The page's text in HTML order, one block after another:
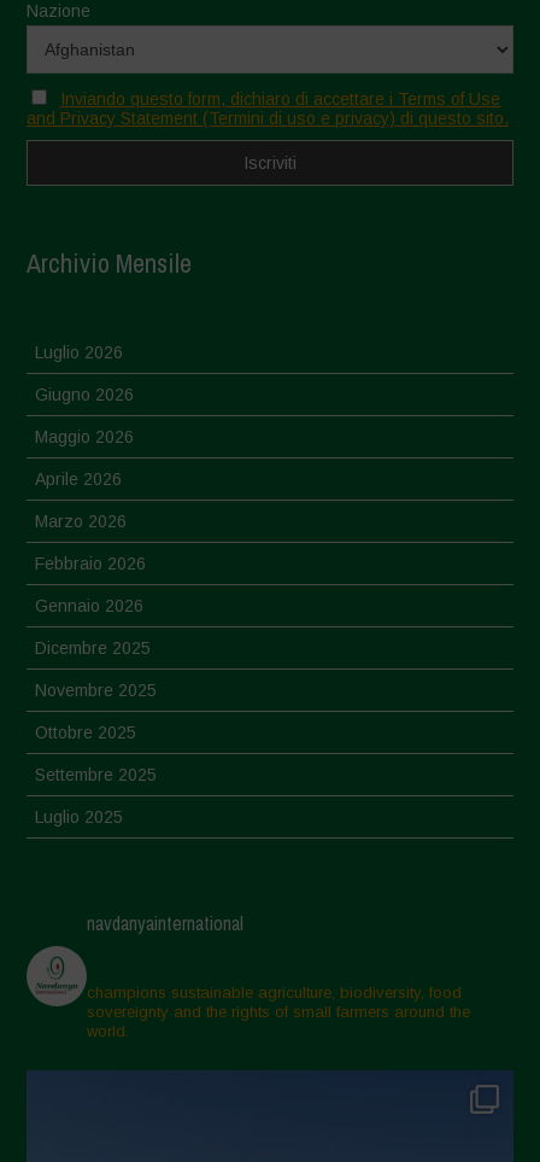
Nazione
Inviando questo form, dichiaro di accettare i Terms of Use
and Privacy Statement (Termini di uso e privacy) di questo sito.
Archivio Mensile
Luglio 2026
Giugno 2026
Maggio 2026
Aprile 2026
Marzo 2026
Febbraio 2026
Gennaio 2026
Dicembre 2025
Novembre 2025
Ottobre 2025
Settembre 2025
Luglio 2025
Aprile 2025
Marzo 2025
Febbraio 2025
Gennaio 2025
navdanyainternational
champions sustainable agriculture, biodiversity, food
sovereignty and the rights of small farmers around the
world.